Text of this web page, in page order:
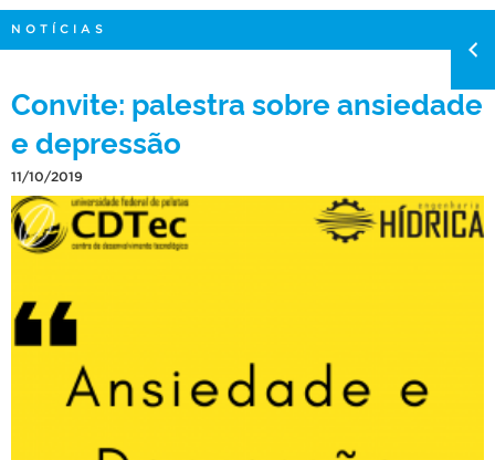
NOTÍCIAS
Convite: palestra sobre ansiedade
e depressão
11/10/2019